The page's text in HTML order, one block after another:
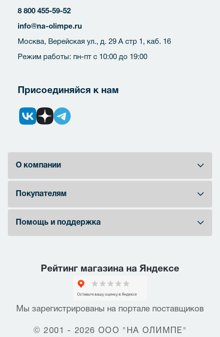
8 800 455-59-52
info@na-olimpe.ru
Москва, Верейская ул., д. 29 А стр 1, каб. 16
Режим работы: пн-пт с 10:00 до 19:00
Присоединяйся к нам
О компании
Покупателям
Помощь и поддержка
Рейтинг магазина на Яндексе
Мы зарегистрированы на портале поставщиков
© 2001 - 2026 ООО "НА ОЛИМПЕ"